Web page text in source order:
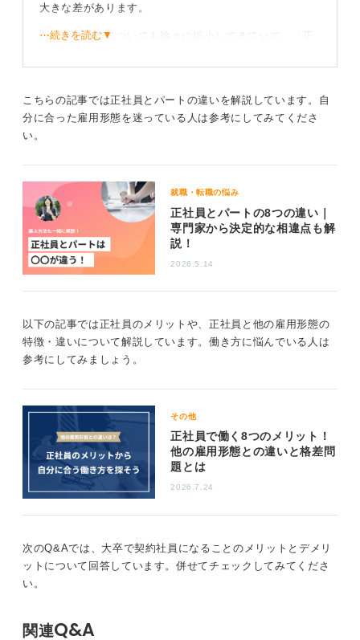
大きな差があります。
ただ、この差についても徐々に縮小してきていて、「正
があります。働く側によってはマイナスになる側面もあ
る印象です。
働き方の安定性という点では、いまだに正社員のほうが
有利であり、解雇されにくいという側面はあります。
しかし、少し先の未来を考えると、正社員が優遇される
という状況自体が変化し、雇用形態の境界線は曖昧にな
っていくでしょう。私は、正社員という立場自体が薄れ
と福利厚生は正社員のほうが上回っているのは事実で
す。また、その組織のなかで昇進し、管理職を目指すの
であれば、正社員であるほうが有利だと思います。
⋯続きを読む▼
こちらの記事では正社員とパートの違いを解説しています。自
分に合った雇用形態を迷っている人は参考にしてみてくださ
い。
就職・転職の悩み
正社員とパートの8つの違い｜
専門家から決定的な相違点も解
説！
2026.5.14
以下の記事では正社員のメリットや、正社員と他の雇用形態の
特徴・違いについて解説しています。働き方に悩んでいる人は
参考にしてみましょう。
その他
正社員で働く8つのメリット！
他の雇用形態との違いと格差問
題とは
2026.7.24
次のQ&Aでは、大卒で契約社員になることのメリットとデメリ
ットについて回答しています。併せてチェックしてみてくださ
い。
関連Q&A